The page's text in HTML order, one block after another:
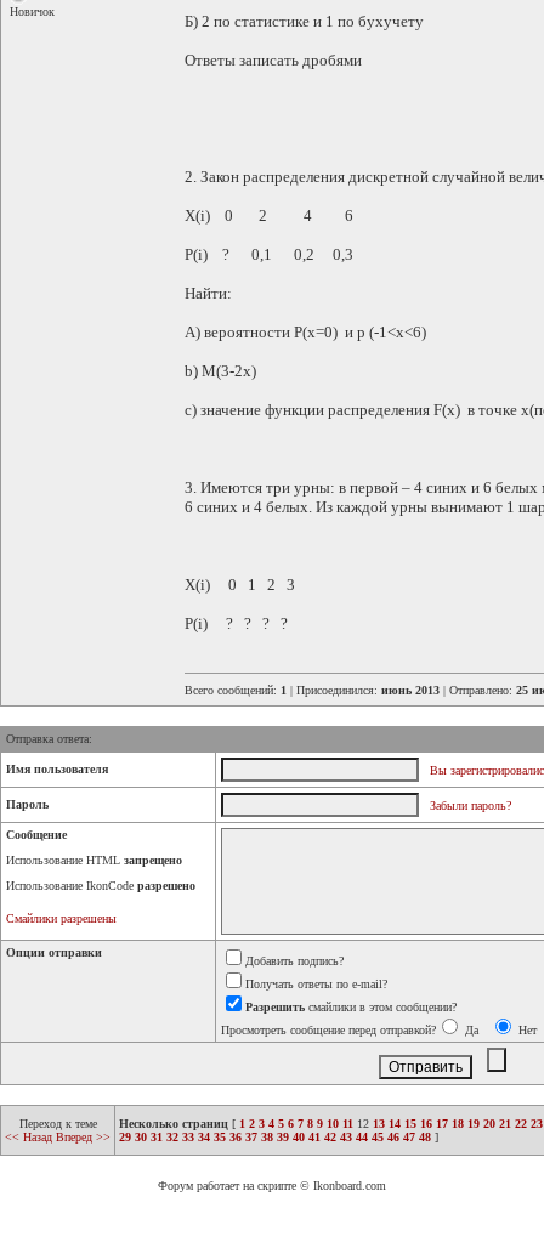
Новичок
Б) 2 по статистике и 1 по бухучету
Ответы записать дробями
2. Закон распределения дискретной случайной
Х(i) 0 2 4 6
Р(i) ? 0,1 0,2 0,3
Найти:
А) вероятности Р(х=0) и р (-1<x<6)
b) M(3-2x)
c) значение функции распределения F(x) в точке
3. Имеются три урны: в первой – 4 синих и 6 белых
6 синих и 4 белых. Из каждой урны вынимают 1
Х(i) 0 1 2 3
P(i) ? ? ? ?
Всего сообщений: 1 | Присоединился: июнь 2013 | Отправлено: 25
Отправка ответа:
Имя пользователя Вы
Пароль Забыли пароль?
Сообщение
Использование HTML запрещено
Использование IkonCode разрешено
Смайлики разрешены
Опции отправки
Добавить подпись?
Получать ответы по e-mail?
Разрешить смайлики в этом сообщении?
Просмотреть сообщение перед отправкой?
Да Нет
Переход к теме
<< Назад Вперед >>
Несколько страниц [ 1 2 3 4 5 6 7 8 9 10 11 12 13 14 15 16 17 18 19 20 21 22 23
29 30 31 32 33 34 35 36 37 38 39 40 41 42 43 44 45 46 47 48 ]
Форум работает на скрипте © Ikonboard.com